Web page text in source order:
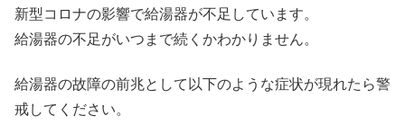
新型コロナの影響で給湯器が不足しています。
給湯器の不足がいつまで続くかわかりません。
給湯器の故障の前兆として以下のような症状が現れたら警
戒してください。